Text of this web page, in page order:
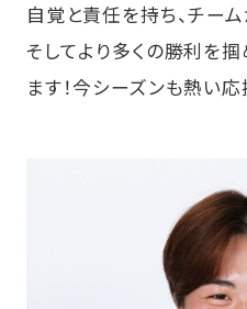
自覚と責任を持ち、チー
そしてより多くの勝利を
ます！今シーズンも熱い応